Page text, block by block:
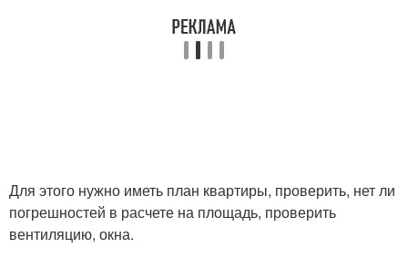
Для этого нужно иметь план квартиры, проверить, нет ли
погрешностей в расчете на площадь, проверить
вентиляцию, окна.